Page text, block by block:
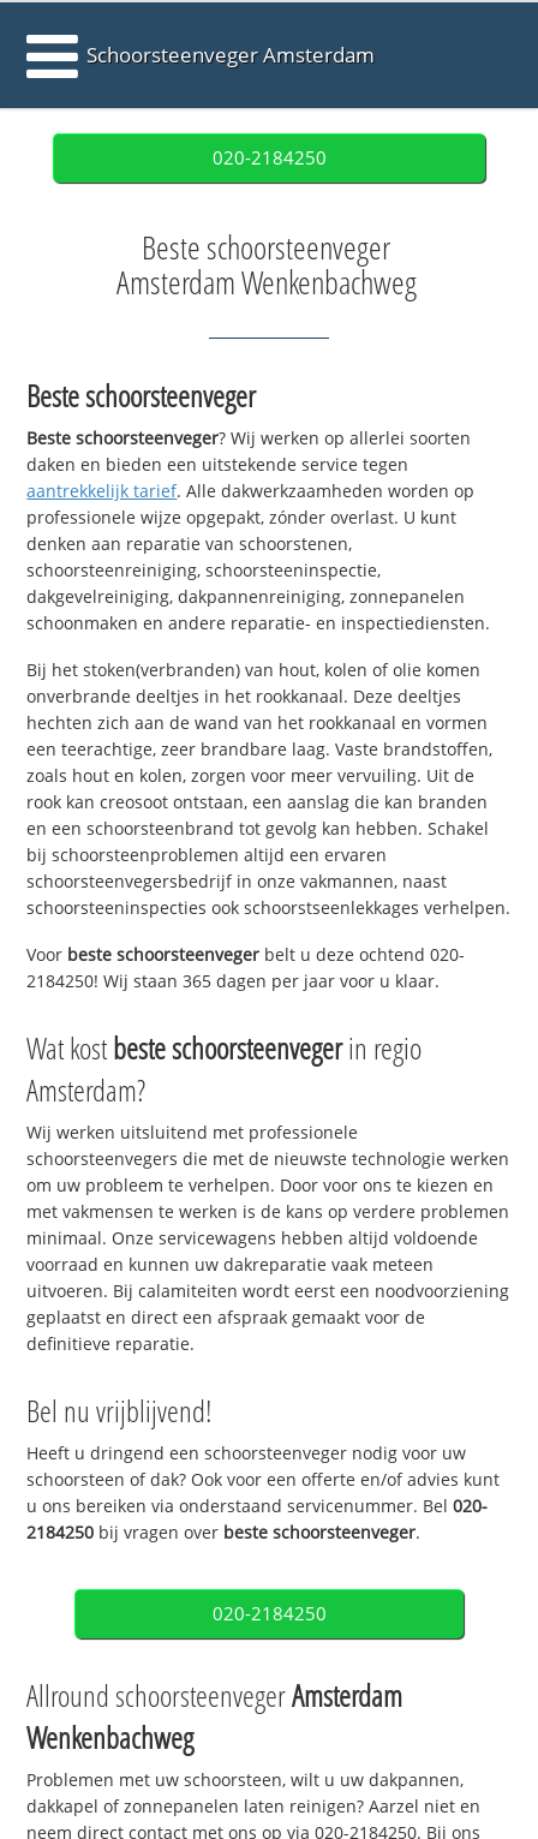
Schoorsteenveger Amsterdam
020-2184250
Beste schoorsteenveger
Amsterdam Wenkenbachweg
Beste schoorsteenveger
Beste schoorsteenveger? Wij werken op allerlei soorten
daken en bieden een uitstekende service tegen
aantrekkelijk tarief. Alle dakwerkzaamheden worden op
professionele wijze opgepakt, zónder overlast. U kunt
denken aan reparatie van schoorstenen,
schoorsteenreiniging, schoorsteeninspectie,
dakgevelreiniging, dakpannenreiniging, zonnepanelen
schoonmaken en andere reparatie- en inspectiediensten.
Bij het stoken(verbranden) van hout, kolen of olie komen
onverbrande deeltjes in het rookkanaal. Deze deeltjes
hechten zich aan de wand van het rookkanaal en vormen
een teerachtige, zeer brandbare laag. Vaste brandstoffen,
zoals hout en kolen, zorgen voor meer vervuiling. Uit de
rook kan creosoot ontstaan, een aanslag die kan branden
en een schoorsteenbrand tot gevolg kan hebben. Schakel
bij schoorsteenproblemen altijd een ervaren
schoorsteenvegersbedrijf in onze vakmannen, naast
schoorsteeninspecties ook schoorstseenlekkages verhelpen.
Voor beste schoorsteenveger belt u deze ochtend 020-
2184250! Wij staan 365 dagen per jaar voor u klaar.
Wat kostbeste schoorsteenvegerin regio
Amsterdam?
Wij werken uitsluitend met professionele
schoorsteenvegers die met de nieuwste technologie werken
om uw probleem te verhelpen. Door voor ons te kiezen en
met vakmensen te werken is de kans op verdere problemen
minimaal. Onze servicewagens hebben altijd voldoende
voorraad en kunnen uw dakreparatie vaak meteen
uitvoeren. Bij calamiteiten wordt eerst een noodvoorziening
geplaatst en direct een afspraak gemaakt voor de
definitieve reparatie.
Bel nu vrijblijvend!
Heeft u dringend een schoorsteenveger nodig voor uw
schoorsteen of dak? Ook voor een offerte en/of advies kunt
u ons bereiken via onderstaand servicenummer. Bel020-
2184250 bij vragen over beste schoorsteenveger.
020-2184250
Allround schoorsteenvegerAmsterdam
Wenkenbachweg
Problemen met uw schoorsteen, wilt u uw dakpannen,
dakkapel of zonnepanelen laten reinigen? Aarzel niet en
neem direct contact met ons op via 020-2184250. Bij ons